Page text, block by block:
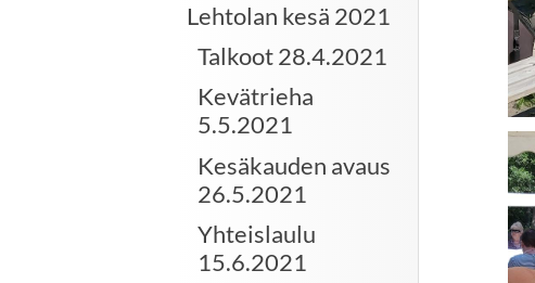
Lehtolan kesä 2021
Talkoot 28.4.2021
Kevätrieha
5.5.2021
Kesäkauden avaus
26.5.2021
Yhteislaulu
15.6.2021